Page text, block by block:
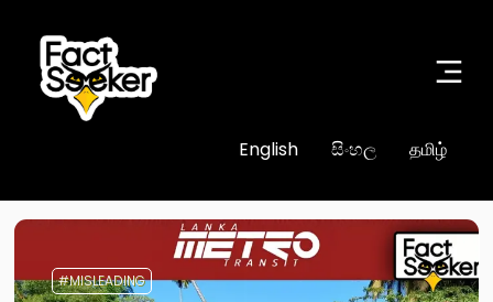
English සිංහල தமிழ்
#MISLEADING